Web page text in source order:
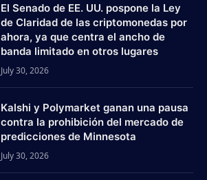
El Senado de EE. UU. pospone la Ley
de Claridad de las criptomonedas por
ahora, ya que centra el ancho de
banda limitado en otros lugares
July 30, 2026
Kalshi y Polymarket ganan una pausa
contra la prohibición del mercado de
predicciones de Minnesota
July 30, 2026